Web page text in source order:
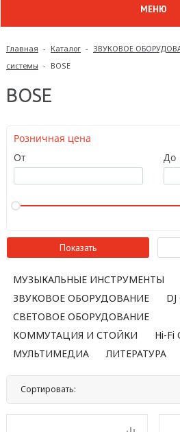
МЕНЮ
Главная - Каталог - ЗВУКОВОЕ
системы - BOSE
BOSE
Розничная цена
От
До
МУЗЫКАЛЬНЫЕ ИНСТРУМЕНТЫ
ЗВУКОВОЕ ОБОРУДОВАНИЕ
СВЕТОВОЕ ОБОРУДОВАНИЕ
КОММУТАЦИЯ И СТОЙКИ
Hi-
МУЛЬТИМЕДИА
ЛИТЕРАТУРА
Сортировать: